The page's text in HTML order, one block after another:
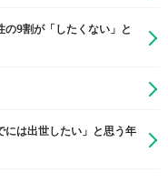
9割が「したくない」と
は出世したい」と思う年